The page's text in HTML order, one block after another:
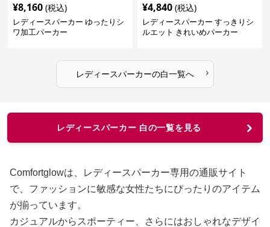
¥8,160 (税込)
レディースパーカー ゆったりシ
ワ加工パーカー
¥4,840 (税込)
レディースパーカー すっきりシ
ルエット きれいめパーカー
レディースパーカーの白一覧へ ›
レディースパーカー 白の一覧を見る
Comfortglowは、レディースパーカー専用の通販サイト
で、ファッションに敏感な女性たちにぴったりのアイテム
が揃っています。
カジュアルからスポーティー、さらにはおしゃれなデザイ